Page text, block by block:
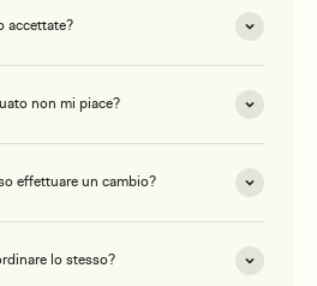
accettate?
non mi piace?
effettuare un cambio?
lo stesso?